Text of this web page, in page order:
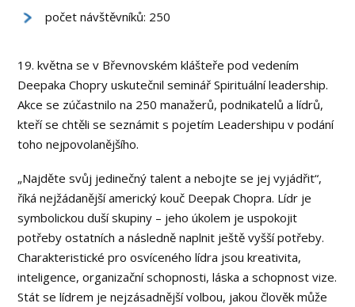
počet návštěvníků: 250
19. května se v Břevnovském klášteře pod vedením
Deepaka Chopry uskutečnil seminář Spirituální leadership.
Akce se zúčastnilo na 250 manažerů, podnikatelů a lídrů,
kteří se chtěli se seznámit s pojetím Leadershipu v podání
toho nejpovolanějšího.
„Najděte svůj jedinečný talent a nebojte se jej vyjádřit“,
říká nejžádanější americký kouč Deepak Chopra. Lídr je
symbolickou duší skupiny – jeho úkolem je uspokojit
potřeby ostatních a následně naplnit ještě vyšší potřeby.
Charakteristické pro osvíceného lídra jsou kreativita,
inteligence, organizační schopnosti, láska a schopnost vize.
Stát se lídrem je nejzásadnější volbou, jakou člověk může